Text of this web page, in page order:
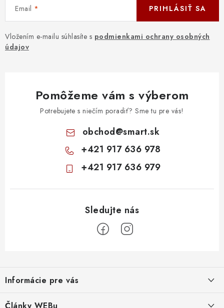
Email
Vložením e-mailu súhlasíte s podmienkami ochrany osobných
údajov
PRIHLÁSIŤ SA
Pomôžeme vám s výberom
Potrebujete s niečím poradiť? Sme tu pre vás!
obchod@smart.sk
+421 917 636 978
+421 917 636 979
p
ä
Informácie pre vás
Obchodné podmienky